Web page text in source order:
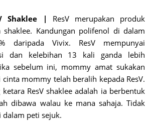
Shaklee | ResV merupakan produk
Kandungan polifenol di dalam
daripada Vivix. ResV mempunyai
dan kelebihan 13 kali ganda lebih
sebelum ini, mommy amat sukakan
mommy telah beralih kepada ResV.
ketara ResV shaklee adalah ia berbentuk
dibawa walau ke mana sahaja. Tidak
peti sejuk.